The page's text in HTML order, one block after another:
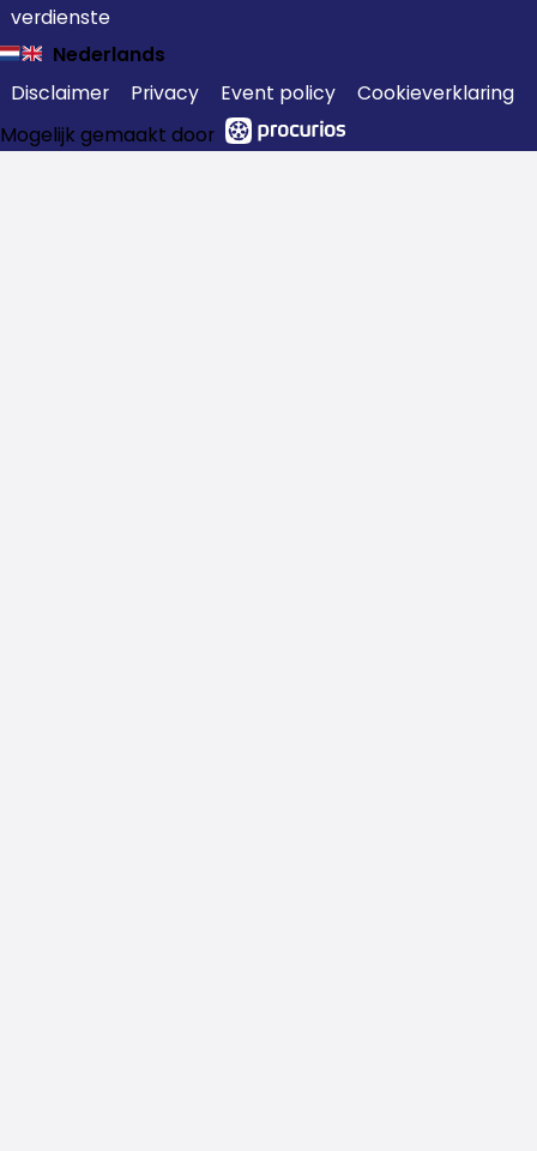
verdienste
Nederlands
Disclaimer
Privacy Event policy
Cookieverklaring
Mogelijk gemaakt door